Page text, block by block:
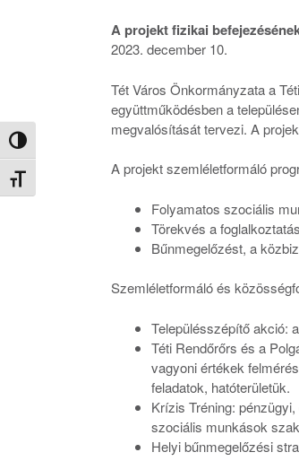
Nagy kontraszt váltása
Betűméret váltása
A projekt fizikai
2023. december 10.
Tét Város Önkormányzata a
együttműködésben a
megvalósítását tervezi. A
A projekt szemléletformáló
Folyamatos szociális
Törekvés a
Bűnmegelőzést, a
Szemléletformáló és
Településszépítő akció:
Téti Rendőrőrs és a
vagyoni értékek
feladatok, hatóterületük.
Krízis Tréning:
szociális munkások
Helyi bűnmegelőzési